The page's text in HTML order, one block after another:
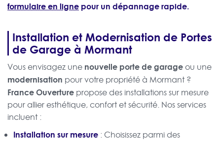
formulaire en ligne pour un dépannage rapide.
Installation et Modernisation de Portes
de Garage à Mormant
Vous envisagez une nouvelle porte de garageou une
modernisation pour votre propriété à Mormant ?
France Ouverture propose des installations sur mesure
pour allier esthétique, confort et sécurité. Nos services
incluent :
Installation sur mesure : Choisissez parmi des